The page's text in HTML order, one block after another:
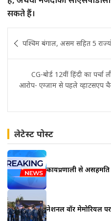
सकते हैं।
navigation
पश्चिम बंगाल, असम सहित 5
CG-बोर्ड 12वीं हिंदी का
आरोप- एग्जाम से पहले व्हाटसएप
लेटेस्ट पोस्ट
कार्यप्रणाली से
नेशनल वॉर मेमोरियल